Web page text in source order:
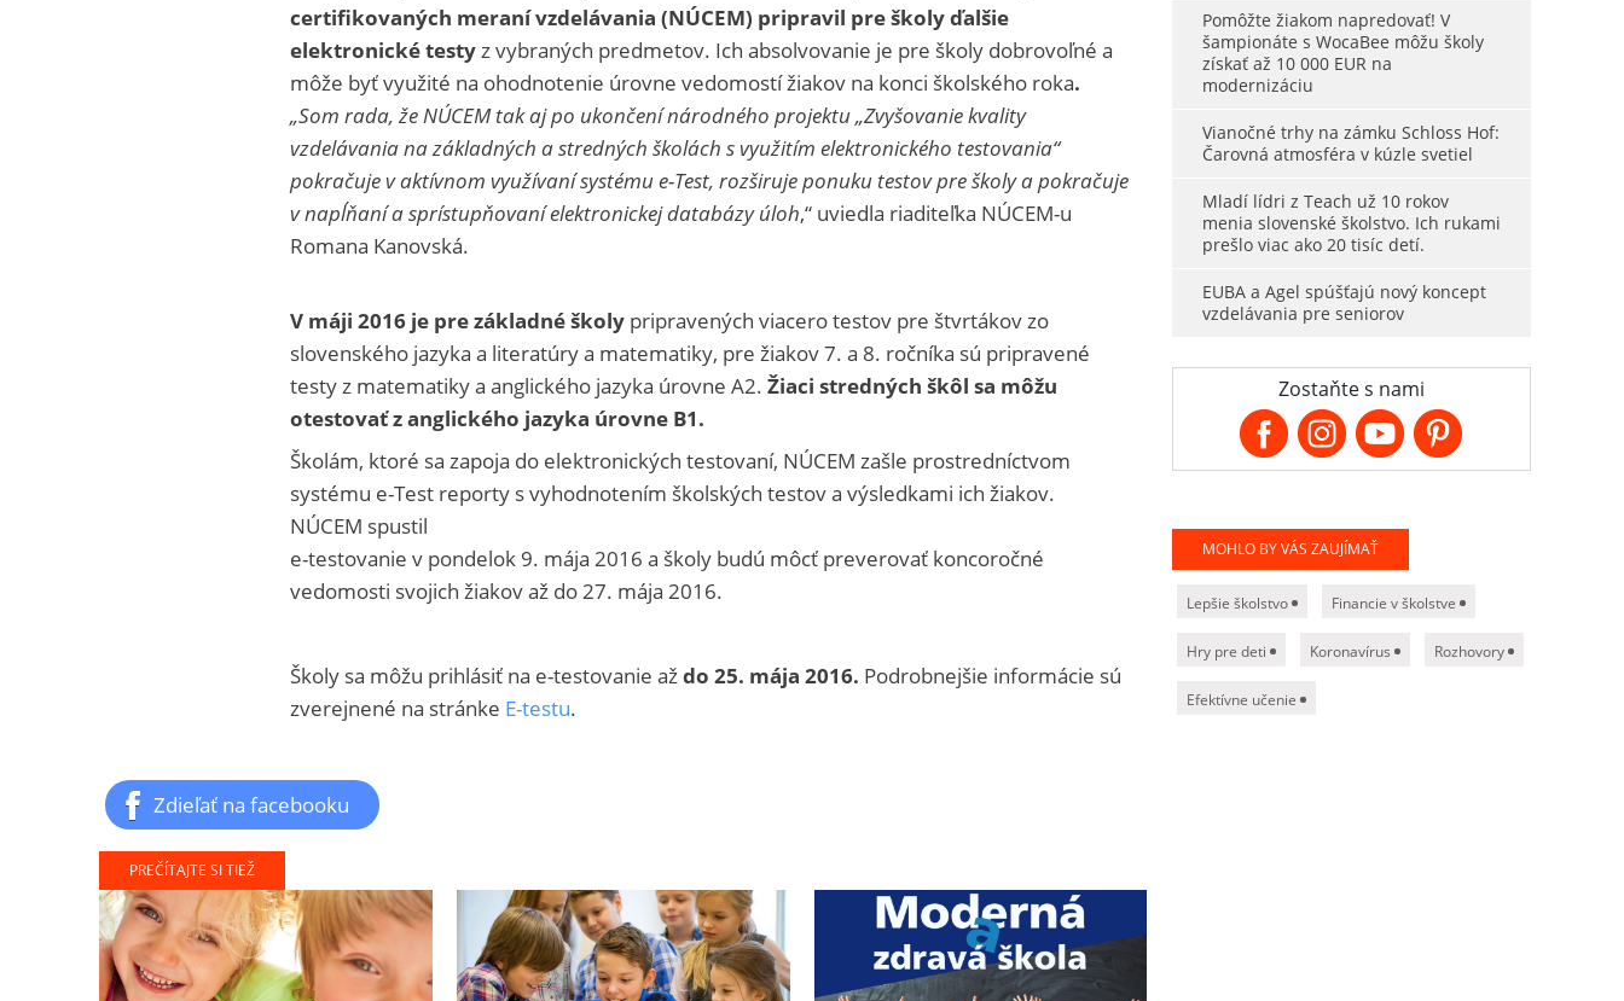
certifikovaných meraní vzdelávania (NÚCEM) pripravil pre školy ďalšie
elektronické testyz vybraných predmetov. Ich absolvovanie je pre školy dobrovoľné a
môže byť využité na ohodnotenie úrovne vedomostí žiakov na konci školského roka.
„Som rada, že NÚCEM takaj po ukončení národného projektu „Zvyšovanie kvality
vzdelávania na základných a stredných školách s využitím elektronického testovania“
pokračuje vaktívnom využívaní systému e-Test, rozširuje ponuku testov pre školy a pokračuje
v napĺňaní a sprístupňovaní elektronickej databázy úloh,“ uviedla riaditeľka NÚCEM-u
Romana Kanovská.
V máji 2016 je pre základné školy pripravených viacero testov pre štvrtákov zo
slovenského jazyka a literatúry a matematiky, pre žiakov 7. a 8. ročníka sú pripravené
testy z matematiky a anglického jazyka úrovne A2. Žiaci stredných škôl sa môžu
otestovať z anglického jazyka úrovne B1.
Školám, ktoré sa zapoja do elektronických testovaní, NÚCEM zašle prostredníctvom
systému e-Test reporty s vyhodnotením školských testov a výsledkami ich žiakov.
NÚCEM spustil
e-testovanie v pondelok 9. mája 2016 a školy budú môcť preverovať koncoročné
vedomosti svojich žiakov až do 27. mája 2016.
Školy sa môžu prihlásiť na e-testovanie aždo 25. mája 2016. Podrobnejšie informácie sú
zverejnené na stránke E-testu.
Zdieľať na facebooku
PREČÍTAJTE SI TIEŽ
Pomôžte žiakom napredovať! V
šampionáte s WocaBee môžu školy
získať až 10 000 EUR na
modernizáciu
Vianočné trhy na zámku Schloss Hof:
Čarovná atmosféra v kúzle svetiel
Mladí lídri z Teach už 10 rokov
menia slovenské školstvo. Ich rukami
prešlo viac ako 20 tisíc detí.
EUBA a Agel spúšťajú nový koncept
vzdelávania pre seniorov
Zostaňte s nami
MOHLO BY VÁS ZAUJÍMAŤ
Lepšie školstvo Financie v školstve
Hry pre deti Koronavírus Rozhovory
Efektívne učenie